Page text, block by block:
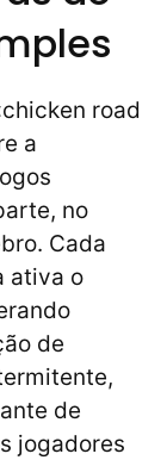
road
a
no
Cada
ativa o
de
de
jogadores